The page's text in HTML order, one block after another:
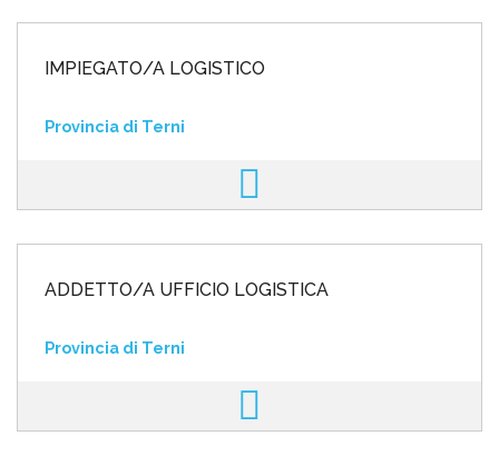
IMPIEGATO/A LOGISTICO
Provincia di Terni
ADDETTO/A UFFICIO LOGISTICA
Provincia di Terni